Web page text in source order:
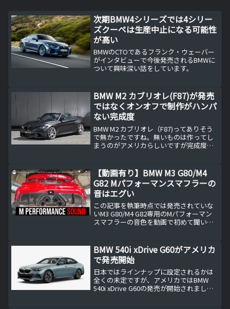
次期BMW4シリーズでは4シリー
ズクーペは生産中止になる可能性
が高い
BMWのCTOであるフランク・ウェーバー
がインタビューで今後発売されるBMWに
ついて興味深い話をしています。
BMW M2 カブリオレ(F87)が発売
ではなくオンオフで制作がハンパ
ない完成度
BMW M2 カブリオレ（F87)ってありそう
で無かったですね。無いものは作ってし
まうのがアメリカらしいですが完成度が
ーズにはカブリオレは設定されているの
で、M...
【動画有り】BMW M3 G80/M4
G82 Mパフォーマンスマフラーの
音はエグい
この記事を執筆時点では発売されていな
いM3 G80/M4 G82専用のMパフォーマン
スマフラーの音色を動画で初めて聞いて
BMW 540i xDrive G60がアメリカ
で発売開始
日本ではラインナップに設定されるかは
全くの未定ですが、アメリカではBMW
540i xDrive G60の発売が開始されまし